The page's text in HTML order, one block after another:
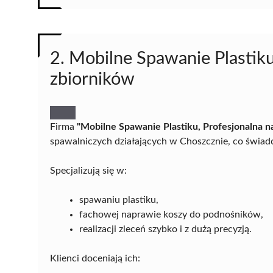
2. Mobilne Spawanie
zbiorników
Firma "Mobilne Spawanie Plastiku, Profesjonalna
spawalniczych działających w Choszcznie, co
Specjalizują się w:
spawaniu plastiku,
fachowej naprawie koszy do podnośników,
realizacji zleceń szybko i z dużą precyzją.
Klienci doceniają ich: